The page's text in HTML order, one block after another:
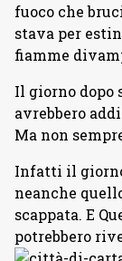
fuoco che
stava per
fiamme
Il giorno dopo
avrebbero
Ma non
Infatti il giorno
neanche
scappata. E
potrebbero